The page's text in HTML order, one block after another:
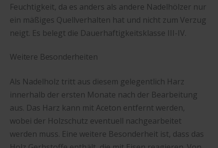
Feuchtigkeit, da es anders als andere Nadelhölzer nur
ein mäßiges Quellverhalten hat und nicht zum Verzug
neigt. Es belegt die Dauerhaftigkeitsklasse III-IV.
Weitere Besonderheiten
Als Nadelholz tritt aus diesem gelegentlich Harz
innerhalb der ersten Monate nach der Bearbeitung
aus. Das Harz kann mit Aceton entfernt werden,
wobei der Holzschutz eventuell nachgearbeitet
werden muss. Eine weitere Besonderheit ist, dass das